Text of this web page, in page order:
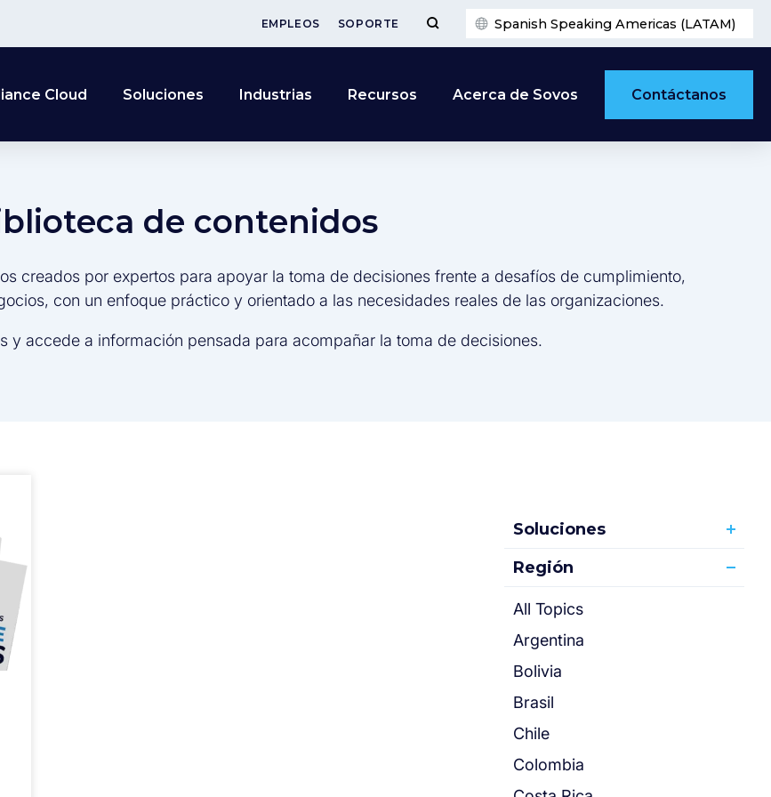
EMPLEOS SOPORTE Spanish Speaking Americas (LATAM)
Cloud Soluciones Industrias Recursos Acerca de Sovos Contáctanos
de contenidos
creados por expertos para apoyar la toma de decisiones frente a desafíos de cumplimiento,
con un enfoque práctico y orientado a las necesidades reales de las organizaciones.
y accede a información pensada para acompañar la toma de decisiones.
Soluciones
Región
All Topics
Argentina
Bolivia
Brasil
Chile
Colombia